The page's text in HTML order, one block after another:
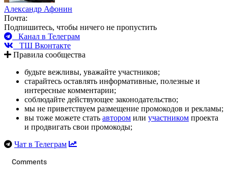
Александр Афонин
Почта:
Подпишитесь, чтобы ничего не пропустить
Канал в Телеграм
ТШ Вконтакте
Правила сообщества
будьте вежливы, уважайте участников;
старайтесь оставлять информативные, полезные и
интересные комментарии;
соблюдайте действующее законодательство;
мы не приветствуем размещение промокодов и рекламы;
вы тоже можете стать автором или участником проекта
и продвигать свои промокоды;
Чат в Телеграм